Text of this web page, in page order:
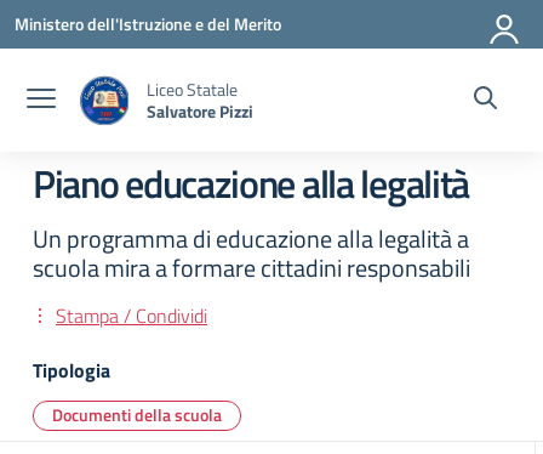
Vai ai contenuti
Vai al menu di navigazione
Vai al footer
Ministero dell'Istruzione e del Merito
Liceo Statale
Salvatore Pizzi
Piano educazione alla legalità
Un programma di educazione alla legalità a
scuola mira a formare cittadini responsabili
Stampa / Condividi
Tipologia
Documenti della scuola